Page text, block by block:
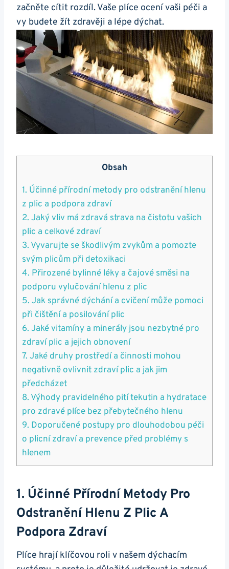
⁤začněte ​cítit​ rozdíl. Vaše plíce ‍ocení ⁢vaši péči a
vy ⁣budete žít zdravěji a lépe dýchat.
Obsah
1.‌ Účinné přírodní metody pro odstranění hlenu
​z ‍plic a podpora zdraví
2. Jaký vliv má zdravá strava na ‌čistotu vašich
plic a celkové zdraví
3. Vyvarujte ​se škodlivým zvykům​ a‍ pomozte
svým plicům při detoxikaci
4. Přirozené ​bylinné ⁢léky⁣ a čajové⁣ směsi na
⁤podporu‌ vylučování​ hlenu z ⁣plic
5. Jak správné dýchání a cvičení ‍může pomoci
při čištění ⁢a posilování plic
6. Jaké vitamíny ‍a minerály jsou nezbytné pro
zdraví plic a jejich⁣ obnovení
7. Jaké druhy prostředí a‌ činnosti ‌mohou​
negativně ovlivnit zdraví plic a jak jim⁢
předcházet
8. Výhody pravidelného pití‍ tekutin a hydratace
pro zdravé plíce bez⁣ přebytečného hlenu
9. Doporučené‍ postupy pro ‍dlouhodobou péči
o plicní zdraví a prevence před problémy s ​
hlenem
1.‌ Účinné Přírodní Metody Pro
Odstranění Hlenu ​z ‍plic A
Podpora Zdraví
Plíce hrají klíčovou roli v našem dýchacím